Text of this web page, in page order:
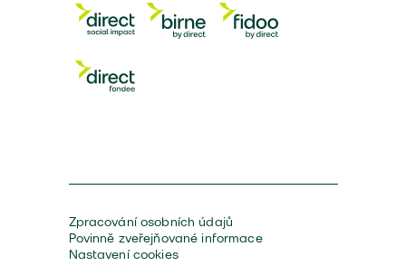
Zpracování osobních údajů
Povinně zveřejňované informace
Nastavení cookies